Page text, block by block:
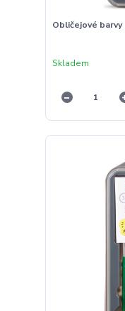
Obličejové
Skladem